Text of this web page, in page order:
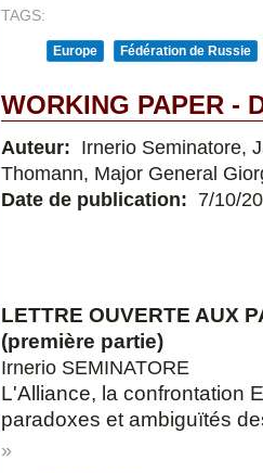
TAGS:
Europe Fédération de Russie
WORKING PAPER -
Auteur: Irnerio Seminatore,
Thomann, Major General
Date de publication: 7/10/
LETTRE OUVERTE AUX
(première partie)
Irnerio SEMINATORE
L'Alliance, la confrontation
paradoxes et ambiguïtés
»